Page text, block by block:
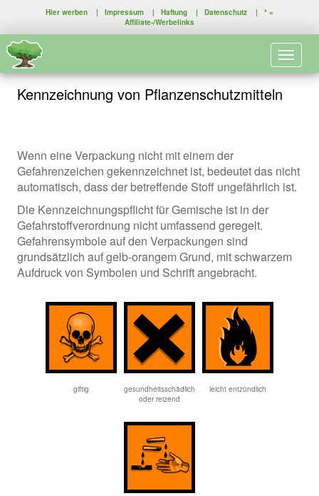
Hier werben | Impressum | Haftung | Datenschutz | * =
Affiliate-/Werbelinks
Kennzeichnung von Pflanzenschutzmitteln
Wenn eine Verpackung nicht mit einem der
Gefahrenzeichen gekennzeichnet ist, bedeutet das nicht
automatisch, dass der betreffende Stoff ungefährlich ist.
Die Kennzeichnungspflicht für Gemische ist in der
Gefahrstoffverordnung nicht umfassend geregelt.
Gefahrensymbole auf den Verpackungen sind
grundsätzlich auf gelb-orangem Grund, mit schwarzem
Aufdruck von Symbolen und Schrift angebracht.
giftig
gesundheitsschädlich
oder reizend
leicht entzündlich